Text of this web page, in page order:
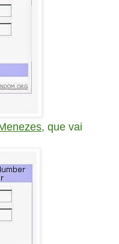
que vai